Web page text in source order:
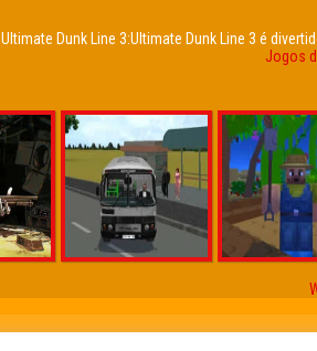
Ultimate Dunk Line 3:Ultimate Dunk Line 3 é
Jogos